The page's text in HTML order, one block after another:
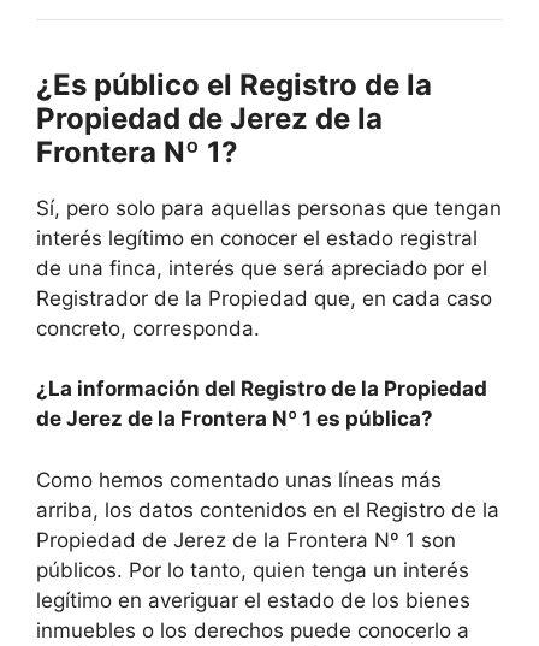
¿Es público el Registro de la
Propiedad de Jerez de la
Frontera Nº 1?
Sí, pero solo para aquellas personas que tengan
interés legítimo en conocer el estado registral
de una finca, interés que será apreciado por el
Registrador de la Propiedad que, en cada caso
concreto, corresponda.
¿La información del Registro de la Propiedad
de Jerez de la Frontera Nº 1 es pública?
Como hemos comentado unas líneas más
arriba, los datos contenidos en el Registro de la
Propiedad de Jerez de la Frontera Nº 1 son
públicos. Por lo tanto, quien tenga un interés
legítimo en averiguar el estado de los bienes
inmuebles o los derechos puede conocerlo a